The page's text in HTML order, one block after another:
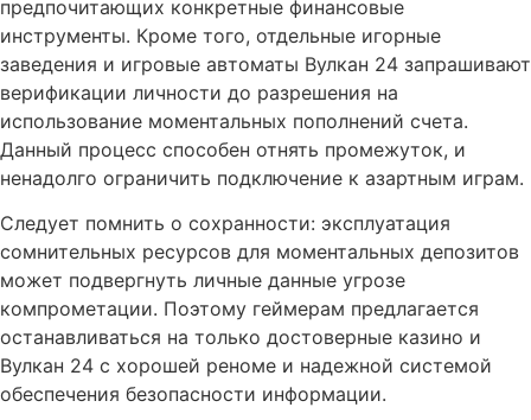
предпочитающих конкретные финансовые
инструменты. Кроме того, отдельные игорные
заведения и игровые автоматы Вулкан 24 запрашивают
верификации личности до разрешения на
использование моментальных пополнений счета.
Данный процесс способен отнять промежуток, и
ненадолго ограничить подключение к азартным играм.
Следует помнить о сохранности: эксплуатация
сомнительных ресурсов для моментальных депозитов
может подвергнуть личные данные угрозе
компрометации. Поэтому геймерам предлагается
останавливаться на только достоверные казино и
Вулкан 24 с хорошей реноме и надежной системой
обеспечения безопасности информации.